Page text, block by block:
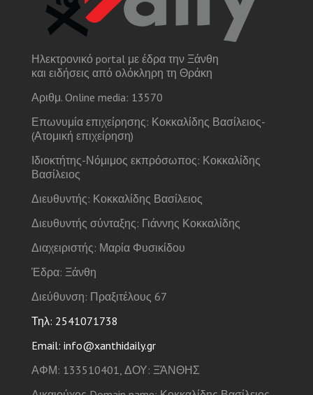
Ηλεκτρονικό portal με έδρα την Ξάνθη
και ειδήσεις από ολόκληρη τη Θράκη
Αριθμ. Online media: 13570
Επωνυμία επιχείρησης: Κοκκαλίδης Βασίλειος-
(Ατομική επιχείρηση)
Ιδιοκτήτης-Νόμιμος εκπρόσωπος: Κοκκαλίδης
Βασίλειος
Διευθυντής: Κοκκαλίδης Βασίλειος
Διευθυντής σύνταξης: Γιάννης Κοκκαλίδης
Διαχειριστής: Μαρία Φυσικίδου
Έδρα: Ξάνθη
Διεύθυνση: Πραξιτέλους 67
Τηλ: 2541071738
Email: info@xanthidaily.gr
ΑΦΜ: 133510401, ΔΟΥ: ΞΆΝΘΗΣ